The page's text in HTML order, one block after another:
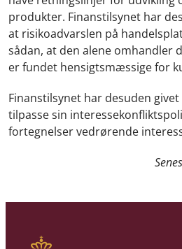
produkter. Finanstilsynet har
at risikoadvarslen på
sådan, at den alene omhandler
er fundet hensigtsmæssige for
Finanstilsynet har desuden
tilpasse sin
fortegnelser vedrørende